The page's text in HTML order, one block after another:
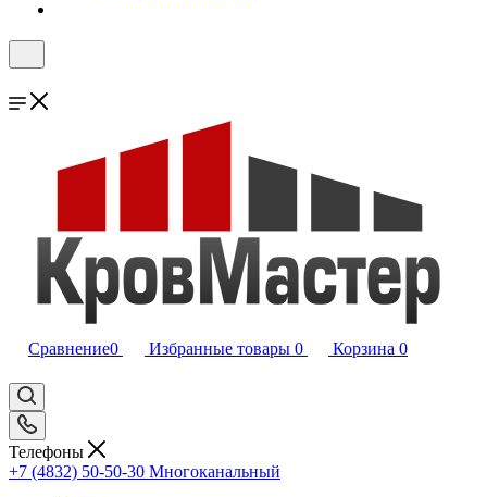
Сравнение0 Избранные товары 0 Корзина 0
Телефоны
+7 (4832) 50-50-30 Многоканальный